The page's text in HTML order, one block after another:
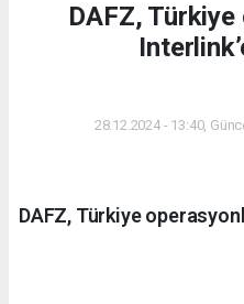
DAFZ, Türkiye
28.12.2024 - 13:40,
DAFZ, Türkiye